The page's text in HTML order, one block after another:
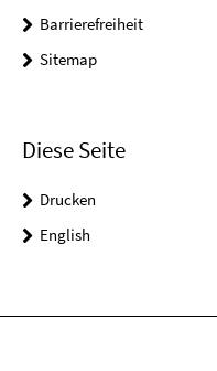
Barrierefreiheit
Sitemap
Diese Seite
Drucken
English